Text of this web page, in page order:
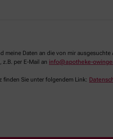
Daten an die von mir ausgesuchte
per E-Mail an info@apotheke-
finden Sie unter folgendem Link: